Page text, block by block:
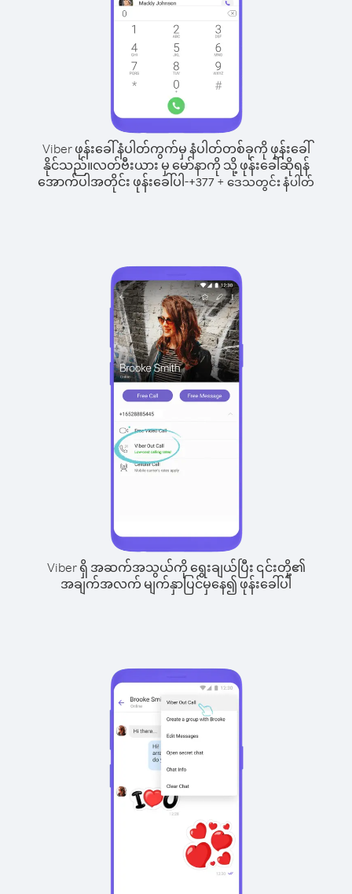
Viber ဖုန်းခေါ်နံပါတ်ကွက်မှ နံပါတ်တစ်ခုကို ဖုန်းခေါ်
နိုင်သည်။လတ်ဗီးယား မှ မော်နာကို သို့ ဖုန်းခေါ်ဆိုရန်
အောက်ပါအတိုင်း ဖုန်းခေါ်ပါ-+377+ ဒေသတွင်း နံပါတ်
Viber ရှိ အဆက်အသွယ်ကို ရွေးချယ်ပြီး ၎င်းတို့၏
အချက်အလက် မျက်နှာပြင်မှနေ၍ ဖုန်းခေါ်ပါ